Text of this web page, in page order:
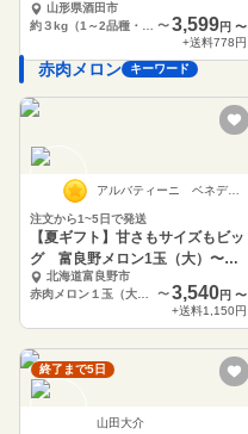
～4品種同梱】
山形県酒田市
〜3,599円 〜
+送料778円
赤肉メロン キーワード
アルバティーニ ベネディクト
注文から1~5日で発送
【夏ギフト】甘さもサイズもビッ
グ 富良野メロン1玉（大）〜と
ろける甘さが人気
北海道富良野市
〜3,540円 〜
+送料1,150円
終了まで5日
山田大介